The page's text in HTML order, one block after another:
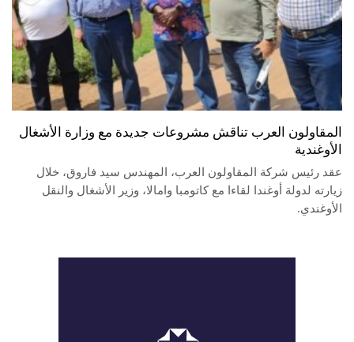
المقاولون العرب تناقش مشروعات جديدة مع وزارة الأشغال
الأوغندية
عقد رئيس شركة المقاولون العرب، المهندس سيد فاروق، خلال
زيارته لدولة أوغندا لقاءا مع كاتومبا وامالا، وزير الأشغال والنقل
الأوغندي.